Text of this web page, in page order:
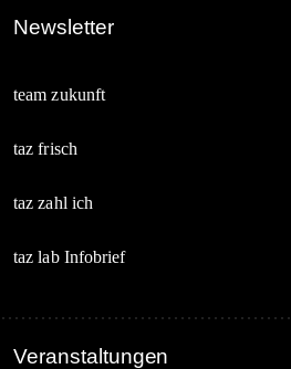
Newsletter
team zukunft
taz frisch
taz zahl ich
taz lab Infobrief
Veranstaltungen